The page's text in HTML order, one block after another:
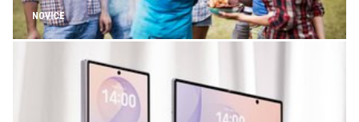
NOVICE